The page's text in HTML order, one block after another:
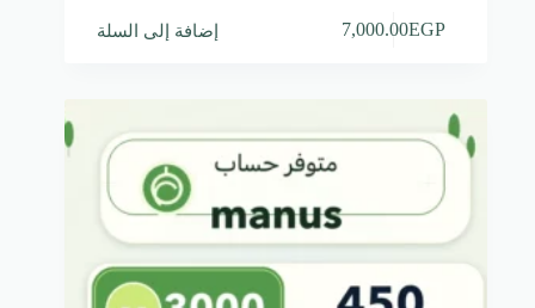
7,000.00EGP إضافة إلى السلة